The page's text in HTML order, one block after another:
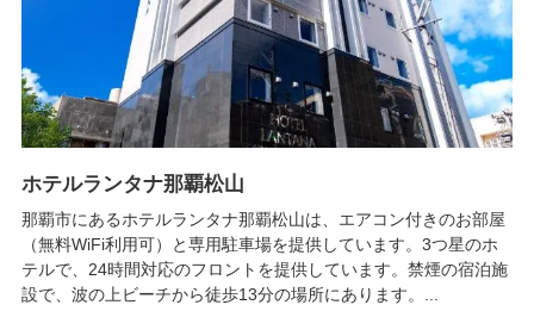
ホテルランタナ那覇松山
那覇市にあるホテルランタナ那覇松山は、エアコン付きのお部屋
（無料WiFi利用可）と専用駐車場を提供しています。3つ星のホ
テルで、24時間対応のフロントを提供しています。禁煙の宿泊施
設で、波の上ビーチから徒歩13分の場所にあります。...